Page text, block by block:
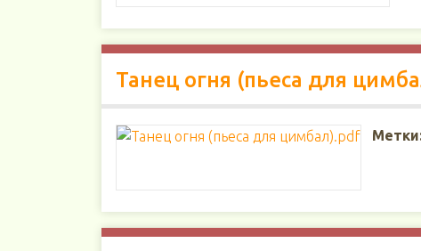
Танец огня (пьеса для